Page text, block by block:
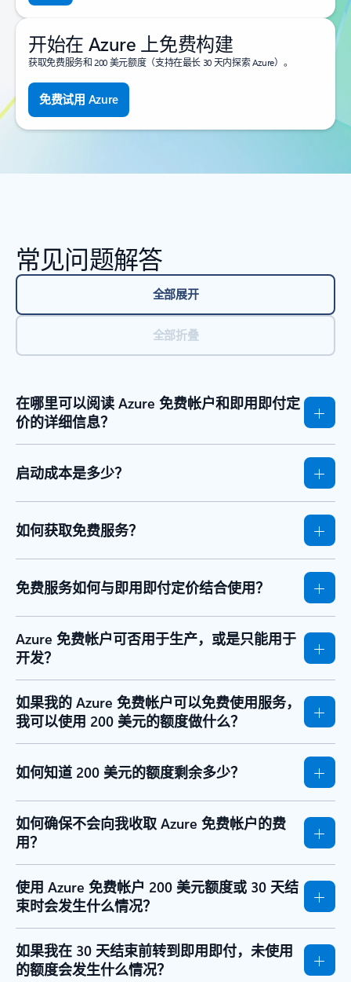
开始在 Azure 上免费构建
获取免费服务和 200 美元额度（支持在最长 30 天内探索 Azure）。
免费试用 Azure
常见问题解答
全部展开
全部折叠
在哪里可以阅读 Azure 免费帐户和即用即付定
价的详细信息？
启动成本是多少？
如何获取免费服务？
免费服务如何与即用即付定价结合使用？
Azure 免费帐户可否用于生产，或是只能用于
开发？
如果我的 Azure 免费帐户可以免费使用服务，
我可以使用 200 美元的额度做什么？
如何知道 200 美元的额度剩余多少？
如何确保不会向我收取 Azure 免费帐户的费
用？
使用 Azure 免费帐户 200 美元额度或 30 天结
束时会发生什么情况？
如果我在 30 天结束前转到即用即付，未使用
的额度会发生什么情况？